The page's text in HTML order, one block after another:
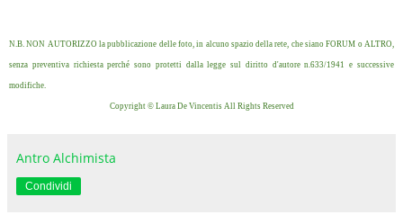
N.B. NON AUTORIZZO la pubblicazione delle foto, in alcuno spazio della rete, che siano FORUM o ALTRO,
senza preventiva richiesta perché sono protetti dalla legge sul diritto d'autore n.633/1941 e successive
modifiche.
Copyright © Laura De Vincentis All Rights Reserved
Antro Alchimista
Condividi